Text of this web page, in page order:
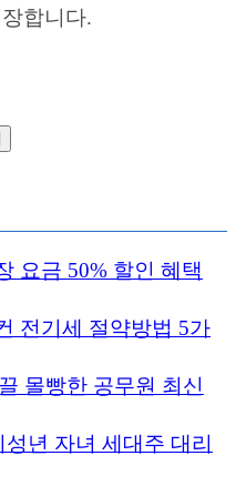
합니다.
요금 50% 할인 혜택
전기세 절약방법 5가
몰빵한 공무원 최신
년 자녀 세대주 대리